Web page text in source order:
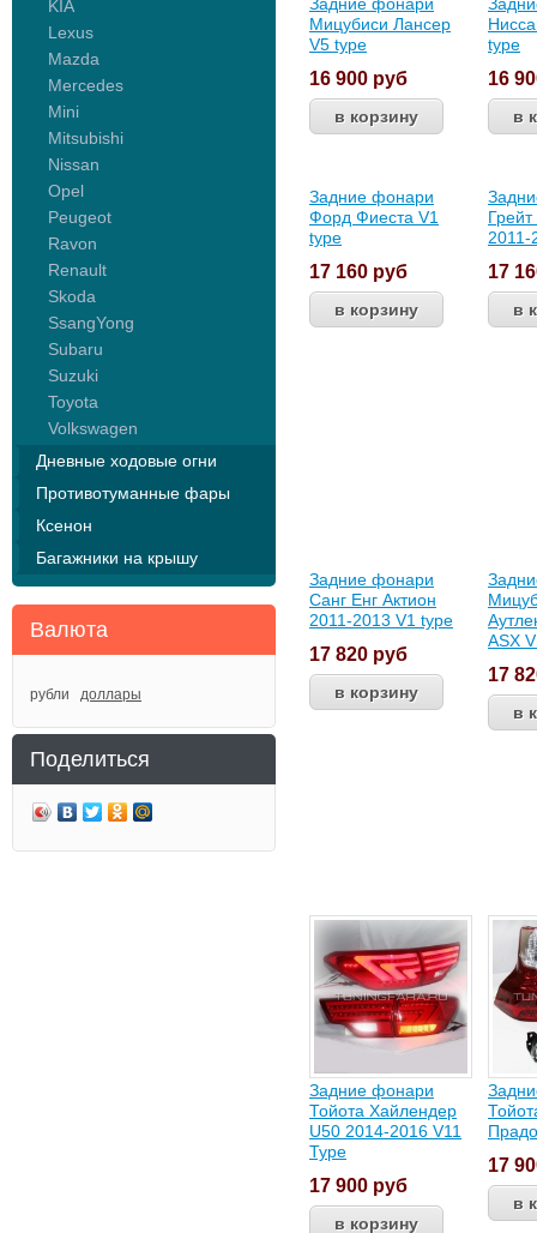
KIA
Lexus
Mazda
Mercedes
Mini
Mitsubishi
Nissan
Opel
Peugeot
Ravon
Renault
Skoda
SsangYong
Subaru
Suzuki
Toyota
Volkswagen
Дневные ходовые огни
Противотуманные фары
Ксенон
Багажники на крышу
Валюта
рубли доллары
Поделиться
Мицубиси Лансер
V5 type
16 900 руб
type
16
Задние фонари
Форд Фиеста V1
type
17 160 руб
2011-
17
Задние фонари
Санг Енг Актион
2011-2013 V1 type
17 820 руб
ASX
17
Задние фонари
Тойота Хайлендер
U50 2014-2016 V11
Type
17 900 руб
17